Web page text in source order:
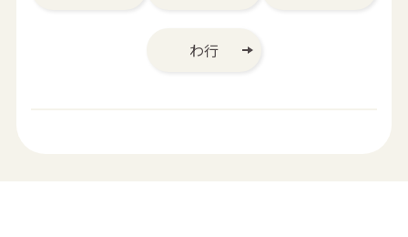
わ行